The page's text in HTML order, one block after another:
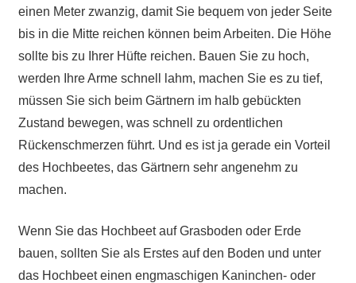
einen Meter zwanzig, damit Sie bequem von jeder Seite
bis in die Mitte reichen können beim Arbeiten. Die Höhe
sollte bis zu Ihrer Hüfte reichen. Bauen Sie zu hoch,
werden Ihre Arme schnell lahm, machen Sie es zu tief,
müssen Sie sich beim Gärtnern im halb gebückten
Zustand bewegen, was schnell zu ordentlichen
Rückenschmerzen führt. Und es ist ja gerade ein Vorteil
des Hochbeetes, das Gärtnern sehr angenehm zu
machen.
Wenn Sie das Hochbeet auf Grasboden oder Erde
bauen, sollten Sie als Erstes auf den Boden und unter
das Hochbeet einen engmaschigen Kaninchen- oder